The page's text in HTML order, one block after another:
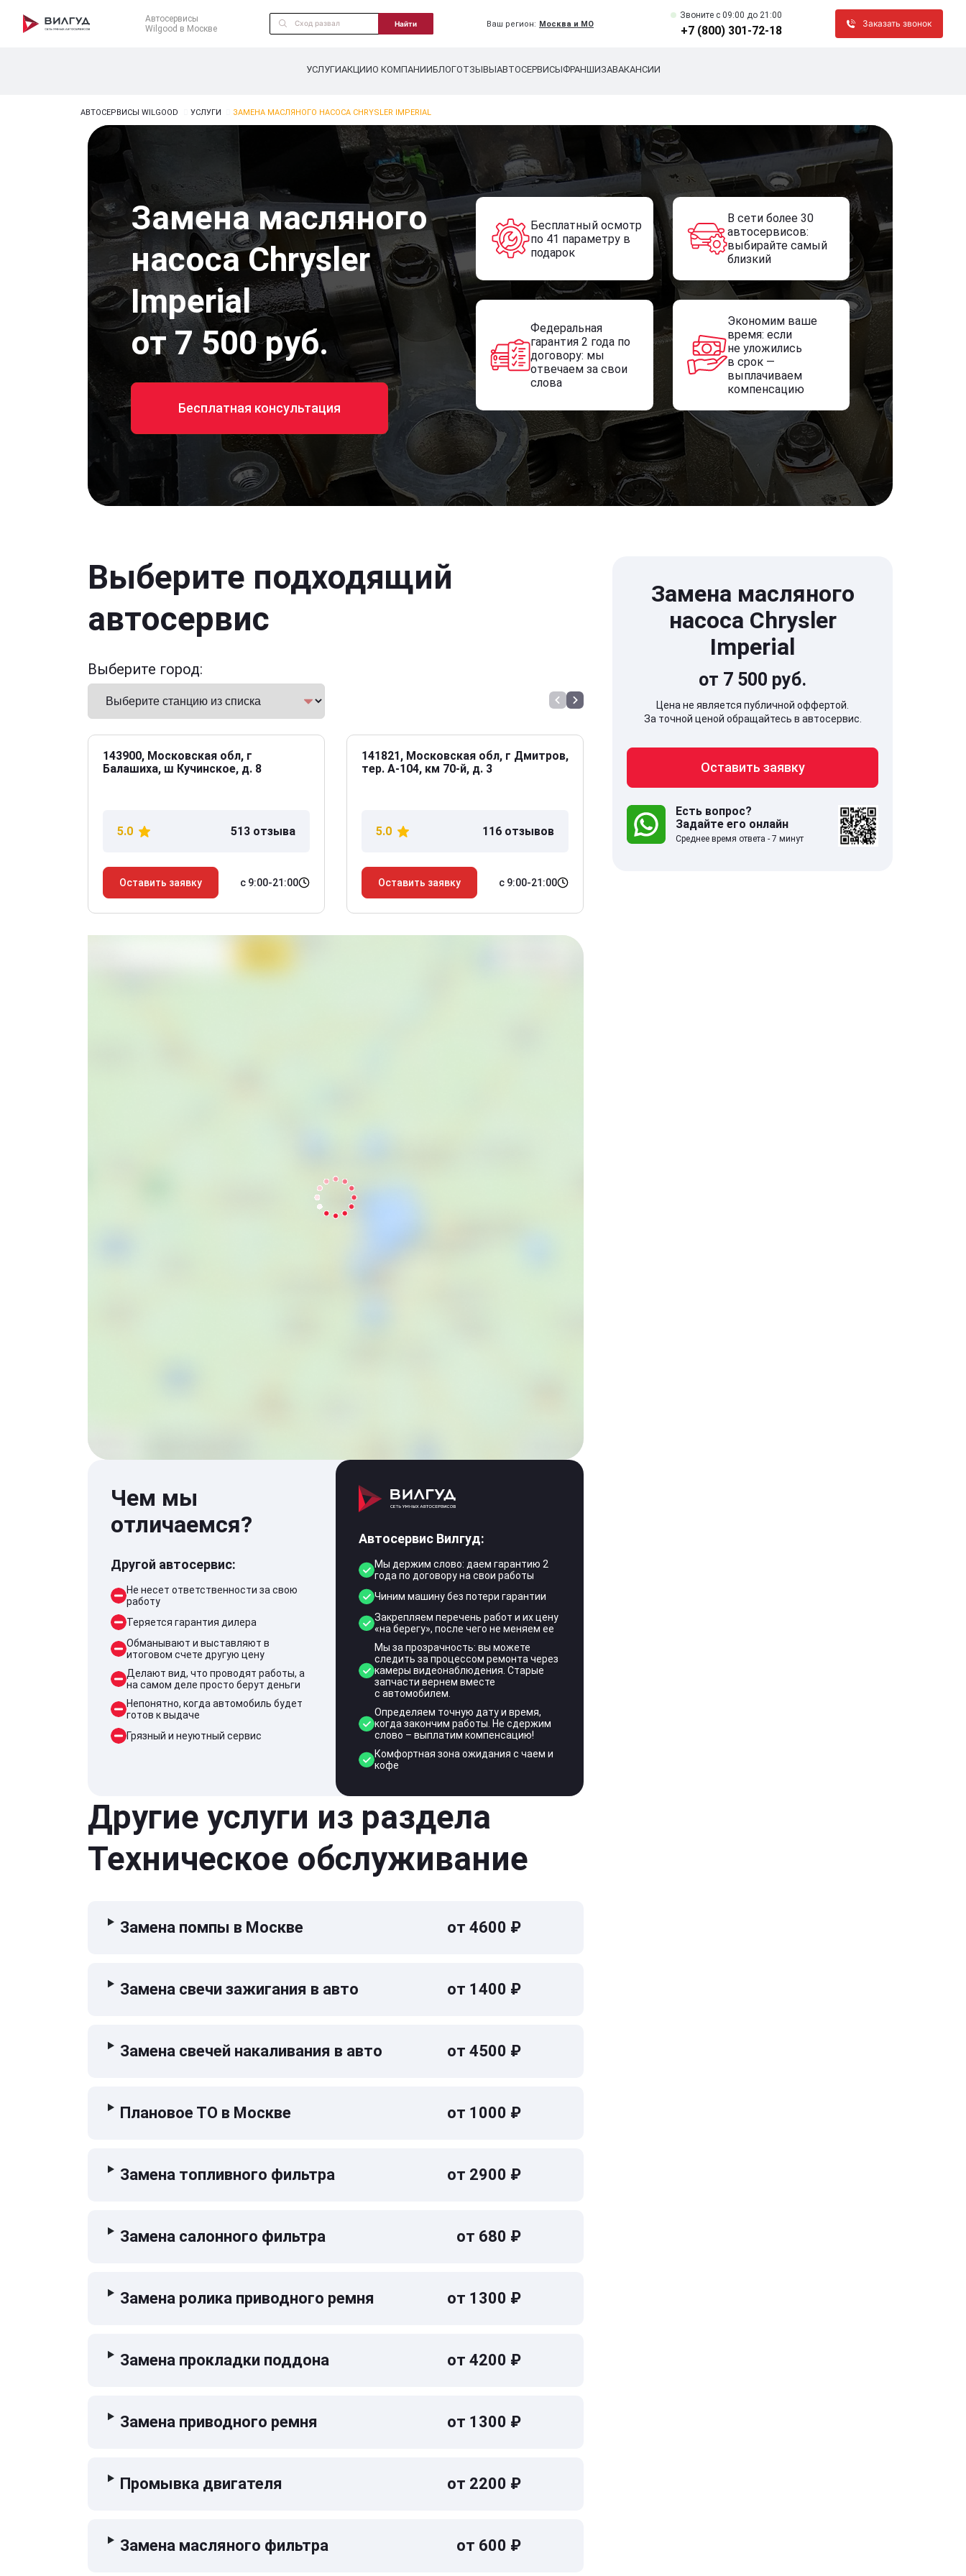
Автосервисы
Wilgood в Москве
Найти Ваш регион: Москва и МО
Звоните c 09:00 до 21:00
+7 (800) 301-72-18
Заказать звонок
УСЛУГИАКЦИИО КОМПАНИИБЛОГОТЗЫВЫАВТОСЕРВИСЫФРАНШИЗАВАКАНСИИ
АВТОСЕРВИСЫ WILGOOD УСЛУГИ ЗАМЕНА МАСЛЯНОГО НАСОСА CHRYSLER IMPERIAL
Замена масляного
насоса Chrysler
Imperial
от 7 500 руб.
Бесплатная консультация
Бесплатный осмотр
по 41 параметру в
подарок
В сети более 30
автосервисов:
выбирайте самый
близкий
Федеральная
гарантия 2 года по
договору: мы
отвечаем за свои
слова
Экономим ваше
время: если
не уложились
в срок —
выплачиваем
компенсацию
Выберите подходящий
автосервис
Выберите город:
143900, Московская обл, г
Балашиха, ш Кучинское, д. 8
5.0 513 отзыва
Оставить заявку с 9:00-21:00
141821, Московская обл, г Дмитров,
тер. А-104, км 70-й, д. 3
5.0 116 отзывов
Оставить заявку с 9:00-21:00
141707, Московская обл,
Долгопрудный г, Береговой проезд,
дом 5
5.0 332 отзыва
Чем мы
отличаемся?
Другой автосервис:
Не несет ответственности за свою
работу
Теряется гарантия дилера
Обманывают и выставляют в
итоговом счете другую цену
Делают вид, что проводят работы, а
на самом деле просто берут деньги
Непонятно, когда автомобиль будет
готов к выдаче
Грязный и неуютный сервис
Автосервис Вилгуд:
Мы держим слово: даем гарантию 2
года по договору на свои работы
Чиним машину без потери гарантии
Закрепляем перечень работ и их цену
«на берегу», после чего не меняем ее
Мы за прозрачность: вы можете
следить за процессом ремонта через
камеры видеонаблюдения. Старые
запчасти вернем вместе
с автомобилем.
Определяем точную дату и время,
когда закончим работы. Не сдержим
слово – выплатим компенсацию!
Комфортная зона ожидания с чаем и
кофе
Другие услуги из раздела
Техническое обслуживание
Замена помпы в Москве от 4600 ₽
Замена свечи зажигания в авто от 1400 ₽
Замена свечей накаливания в авто от 4500 ₽
Плановое ТО в Москве от 1000 ₽
Замена топливного фильтра от 2900 ₽
Замена салонного фильтра от 680 ₽
Замена ролика приводного ремня от 1300 ₽
Замена прокладки поддона от 4200 ₽
Замена приводного ремня от 1300 ₽
Промывка двигателя от 2200 ₽
Замена масляного фильтра от 600 ₽
Замена масляного
насоса Chrysler
Imperial
от 7 500 руб.
Цена не является публичной оффертой.
За точной ценой обращайтесь в автосервис.
Оставить заявку
Есть вопрос?
Задайте его онлайн
Среднее время ответа - 7 минут